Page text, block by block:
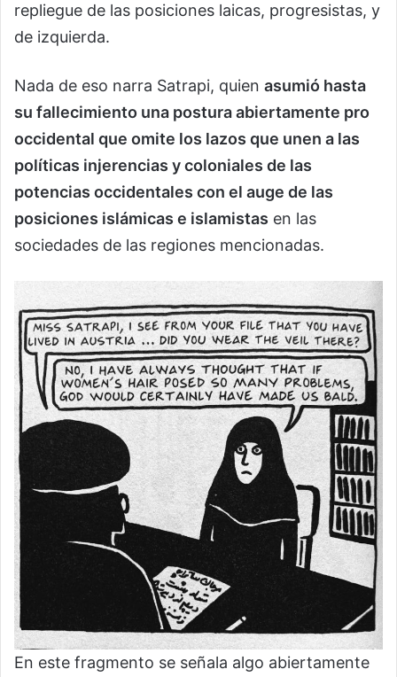
repliegue de las posiciones laicas, progresistas, y
de izquierda.
Nada de eso narra Satrapi, quien asumió hasta
su fallecimiento una postura abiertamente pro
occidental que omite los lazos que unen a las
políticas injerencias y coloniales de las
potencias occidentales con el auge de las
posiciones islámicas e islamistas en las
sociedades de las regiones mencionadas.
En este fragmento se señala algo abiertamente